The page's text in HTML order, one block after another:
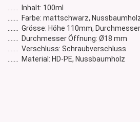
....... Inhalt: 100ml
....... Farbe: mattschwarz,
....... Grösse: Höhe 110mm,
....... Durchmesser Öffnung: Ø18 mm
....... Verschluss: Schraubverschluss
....... Material: HD-PE, Nussbaumholz